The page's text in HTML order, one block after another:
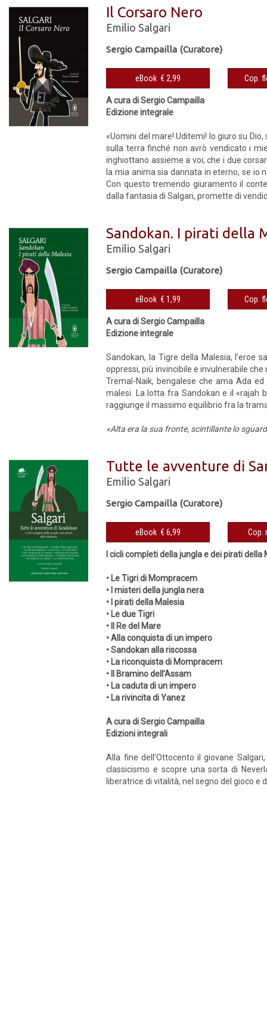
Il Corsaro Nero
Emilio Salgari
Sergio Campailla (Curatore)
eBook € 2,99
A cura di Sergio Campailla
Edizione integrale
«Uomini del mare! Uditemi! Io giuro su
sulla terra finché non avrò vendicato i
inghiottano assieme a voi; che i due
la mia anima sia dannata in eterno, se io
Con questo tremendo giuramento il
dalla fantasia di Salgari, promette di
Sandokan. I pirati della
Emilio Salgari
Sergio Campailla (Curatore)
eBook € 1,99
A cura di Sergio Campailla
Edizione integrale
Sandokan, la Tigre della Malesia, l’eroe
oppressi, più invincibile e invulnerabile
Tremal-Naik, bengalese che ama Ada
malesi. La lotta fra Sandokan e il «rajah
raggiunge il massimo equilibrio fra la
«Alta era la sua fronte, scintillante lo
Tutte le avventure di
Emilio Salgari
Sergio Campailla (Curatore)
eBook € 6,99
I cicli completi della jungla e dei pirati della
• Le Tigri di Mompracem
• I misteri della jungla nera
• I pirati della Malesia
• Le due Tigri
• Il Re del Mare
• Alla conquista di un impero
• Sandokan alla riscossa
• La riconquista di Mompracem
• Il Bramino dell’Assam
• La caduta di un impero
• La rivincita di Yanez
A cura di Sergio Campailla
Edizioni integrali
Alla fine dell’Ottocento il giovane
classicismo e scopre una sorta di
liberatrice di vitalità, nel segno del gioco e